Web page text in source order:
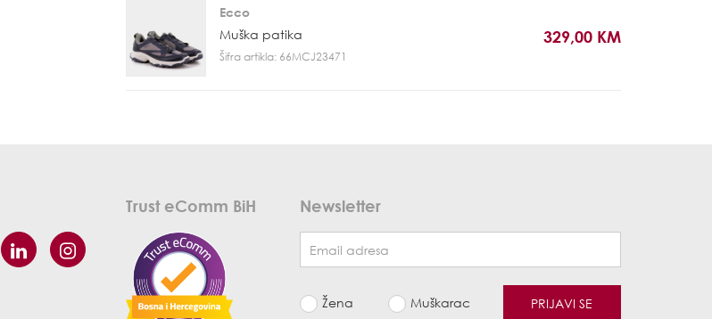
Ecco
Muška patika
Šifra artikla: 66MCJ23471
329,00 KM
Trust eComm BiH Newsletter
Žena Muškarac PRIJAVI SE